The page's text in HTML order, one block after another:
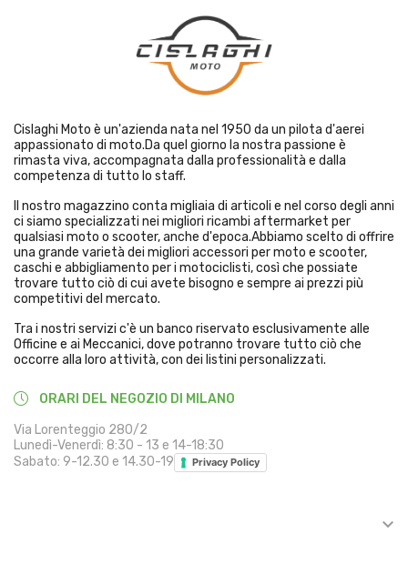
Cislaghi Moto è un'azienda nata nel 1950 da un pilota d'aerei
appassionato di moto.Da quel giorno la nostra passione è
rimasta viva, accompagnata dalla professionalità e dalla
competenza di tutto lo staff.
Il nostro magazzino conta migliaia di articoli e nel corso degli anni
ci siamo specializzati nei migliori ricambi aftermarket per
qualsiasi moto o scooter, anche d'epoca.Abbiamo scelto di offrire
una grande varietà dei migliori accessori per moto e scooter,
caschi e abbigliamento per i motociclisti, così che possiate
trovare tutto ciò di cui avete bisogno e sempre ai prezzi più
competitivi del mercato.
Tra i nostri servizi c'è un banco riservato esclusivamente alle
Officine e ai Meccanici, dove potranno trovare tutto ciò che
occorre alla loro attività, con dei listini personalizzati.
ORARI DEL NEGOZIO DI MILANO
Via Lorenteggio 280/2
Lunedì-Venerdì: 8:30 - 13 e 14-18:30
Sabato: 9-12.30 e 14.30-19
Privacy Policy
